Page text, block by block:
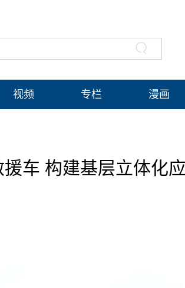
视频 专栏 漫画
车 构建基层立体化